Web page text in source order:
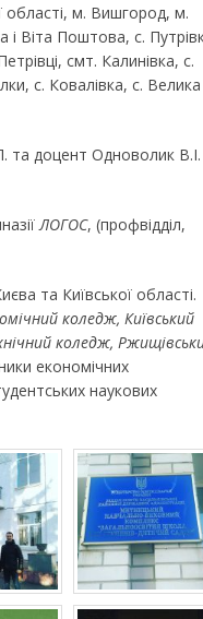
області, м. Вишгород, м.
і Віта Поштова, с.
смт. Калинівка, с.
с. Ковалівка, с. Велика
та доцент Одноволик В.І.
ЛОГОС, (профвідділ,
та Київської області.
коледж, Київський
коледж,
економічних
наукових